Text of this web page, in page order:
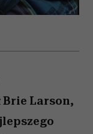
Larson,